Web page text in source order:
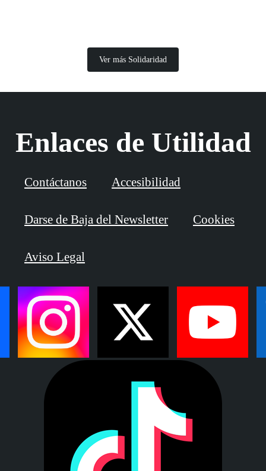
Ver más Solidaridad
Enlaces de Utilidad
Contáctanos Accesibilidad
Darse de Baja del Newsletter Cookies
Aviso Legal